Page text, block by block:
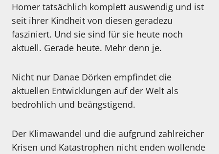
Homer tatsächlich komplett auswendig und ist
seit ihrer Kindheit von diesen geradezu
fasziniert. Und sie sind für sie heute noch
aktuell. Gerade heute. Mehr denn je.
Nicht nur Danae Dörken empfindet die
aktuellen Entwicklungen auf der Welt als
bedrohlich und beängstigend.
Der Klimawandel und die aufgrund zahlreicher
Krisen und Katastrophen nicht enden wollende